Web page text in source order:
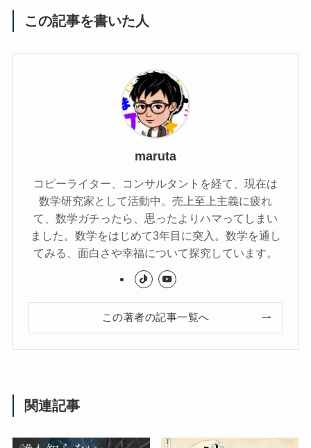
この記事を書いた人
maruta
コピーライター、コンサルタントを経て、現在は
数学研究家として活動中。売上至上主義に疲れ
て、数学ガチったら、思ったよりハマってしまい
ました。数学をはじめて3年目に突入。数学を通し
てみる、面白さや幸福について探究しています。
この著者の記事一覧へ
関連記事